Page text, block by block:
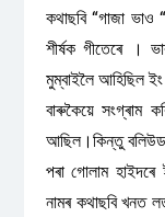
কথাছবি “গাজা
শীৰ্ষক গীতেৰে ।
মুম্বাইলৈ আহিছিল
বাৰুকৈয়ে সংগ্ৰাম
আছিল।কিন্তু
পৰা গোলাম
নামৰ কথাছবি খনত